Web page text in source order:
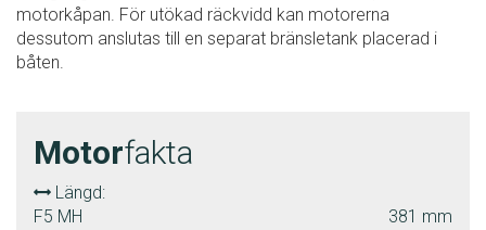
motorkåpan. För utökad räckvidd kan motorerna
dessutom anslutas till en separat bränsletank placerad i
båten.
Motorfakta
Längd:
F5 MH
381 mm